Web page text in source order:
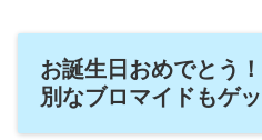
お誕生日おめでとう
別なブロマイドもゲ